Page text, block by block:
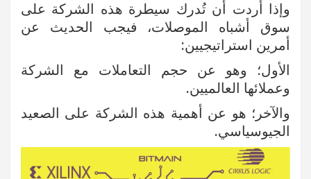
وإذا أردت أن تُدرك سيطرة هذه الشركة على
سوق أشباه الموصلات، فيجب الحديث عن
أمرين استراتيجيين:
الأول؛ وهو عن حجم التعاملات مع الشركة
وعملائها العالميين.
والآخر؛ هو عن أهمية هذه الشركة على الصعيد
الجيوسياسي.